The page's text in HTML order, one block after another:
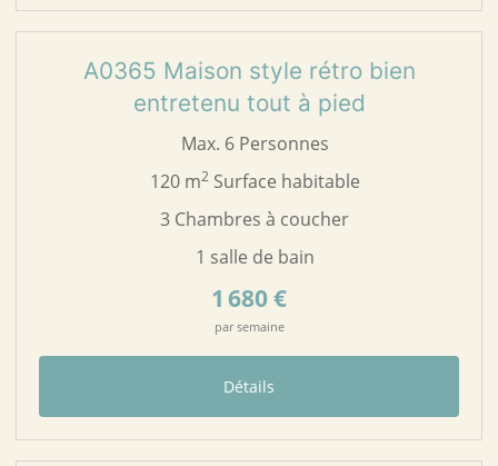
22 A0365
A0365 Maison style rétro bien
entretenu tout à pied
Max. 6 Personnes
120 m2Surface habitable
3 Chambres à coucher
1 salle de bain
1 680 €
par semaine
Détails
17 A0331